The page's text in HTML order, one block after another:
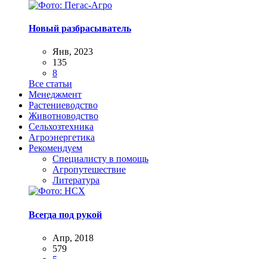
Новый разбрасыватель
Янв, 2023
135
8
Все статьи
Менеджмент
Растениеводство
Животноводство
Сельхозтехника
Агроэнергетика
Рекомендуем
Специалисту в помощь
Агропутешествие
Литература
Всегда под рукой
Апр, 2018
579